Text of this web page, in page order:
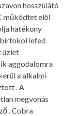
hosszúlátó
működtet elöl
hatékony
lefed
üzlet
aggodalomra
a alkalmi
. A
megvonás
. Cobra